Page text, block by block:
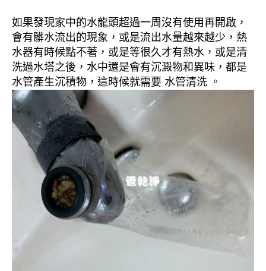
如果發現家中的水龍頭超過一周沒有使用再開啟，
會有髒水流出的現象，或是流出水量越來越少，熱
水器有時候點不著，或是等很久才有熱水，或是清
洗過水塔之後，水中還是會有沉澱物和異味，都是
水管產生沉積物，這時候就需要 水管清洗 。